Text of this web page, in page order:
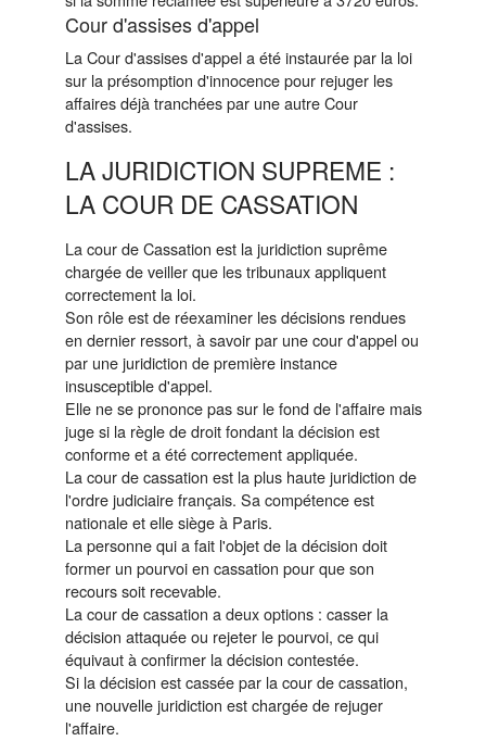
Cour d'assises d'appel
La Cour d'assises d'appel a été instaurée par la loi
sur la présomption d'innocence pour rejuger les
affaires déjà tranchées par une autre Cour
d'assises.
LA JURIDICTION SUPREME :
LA COUR DE CASSATION
La cour de Cassation est la juridiction suprême
chargée de veiller que les tribunaux appliquent
correctement la loi.
Son rôle est de réexaminer les décisions rendues
en dernier ressort, à savoir par une cour d'appel ou
par une juridiction de première instance
insusceptible d'appel.
Elle ne se prononce pas sur le fond de l'affaire mais
juge si la règle de droit fondant la décision est
conforme et a été correctement appliquée.
La cour de cassation est la plus haute juridiction de
l'ordre judiciaire français. Sa compétence est
nationale et elle siège à Paris.
La personne qui a fait l'objet de la décision doit
former un pourvoi en cassation pour que son
recours soit recevable.
La cour de cassation a deux options : casser la
décision attaquée ou rejeter le pourvoi, ce qui
équivaut à confirmer la décision contestée.
Si la décision est cassée par la cour de cassation,
une nouvelle juridiction est chargée de rejuger
l'affaire.